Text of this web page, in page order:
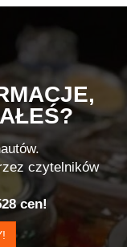
czytelników
cen!